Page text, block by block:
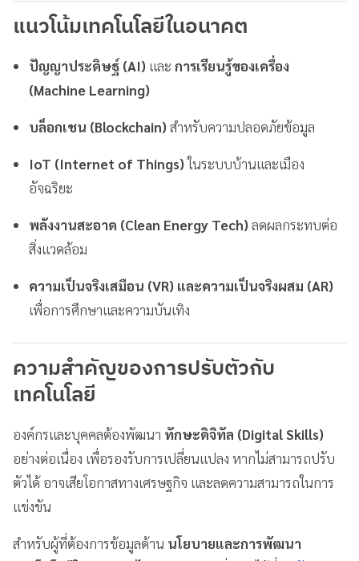
แนวโน้มเทคโนโลยีในอนาคต
ปัญญาประดิษฐ์ (AI) และการเรียนรู้ของเครื่อง
(Machine Learning)
บล็อกเชน (Blockchain) สำหรับความปลอดภัยข้อมูล
IoT (Internet of Things)ในระบบบ้านและเมือง
อัจฉริยะ
พลังงานสะอาด (Clean Energy Tech) ลดผลกระทบต่อ
สิ่งแวดล้อม
ความเป็นจริงเสมือน (VR) และความเป็นจริงผสม (AR)
เพื่อการศึกษาและความบันเทิง
ความสำคัญของการปรับตัวกับ
เทคโนโลยี
องค์กรและบุคคลต้องพัฒนา ทักษะดิจิทัล (Digital Skills)
อย่างต่อเนื่อง เพื่อรองรับการเปลี่ยนแปลง หากไม่สามารถปรับ
ตัวได้ อาจเสียโอกาสทางเศรษฐกิจ และลดความสามารถในการ
แข่งขัน
สำหรับผู้ที่ต้องการข้อมูลด้าน นโยบายและการพัฒนา